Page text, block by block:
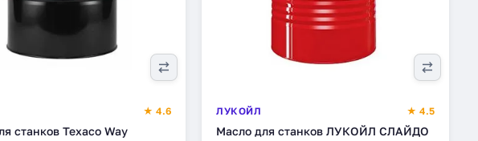
★ 4.6
станков Texaco Way
ЛУКОЙЛ ★ 4.5
Масло для станков ЛУКОЙЛ СЛАЙДО